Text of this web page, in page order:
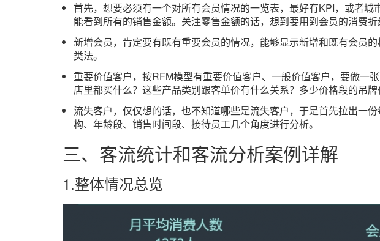
首先，想要必须有一个对所有会员情况的一览表，最好有KPI，或者
能看到所有的销售金额。关注零售金额的话，想到要用到会员的消费折
新增会员，肯定要有既有重要会员的情况，能够显示新增和既有会员
类法。
重要价值客户，按RFM模型有重要价值客户、一般价值客户，要做一
店里都买什么？这些产品类别跟客单价有什么关系？多少价格段的吊
流失客户，仅仅想的话，也不知道哪些是流失客户，于是首先拉出一
构、年龄段、销售时间段、接待员工几个角度进行分析。
三、客流统计和客流分析案例详解
1.整体情况总览